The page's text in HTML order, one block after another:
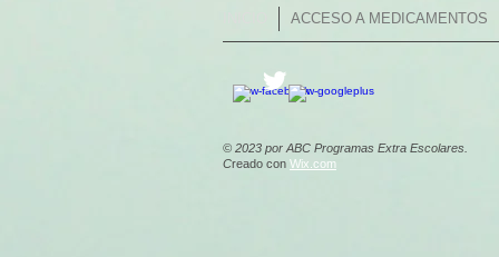
ACCESO A MEDICAMENTOS
© 2023 por ABC Programas Extra Escolares.
Creado con Wix.com